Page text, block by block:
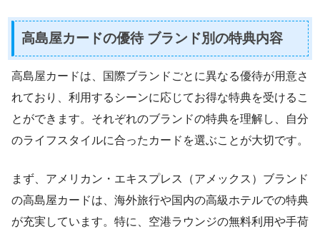
高島屋カードの優待 ブランド別の特典内容
高島屋カードは、国際ブランドごとに異なる優待が用意さ
れており、利用するシーンに応じてお得な特典を受けるこ
とができます。それぞれのブランドの特典を理解し、自分
のライフスタイルに合ったカードを選ぶことが大切です。
まず、アメリカン・エキスプレス（アメックス）ブランド
の高島屋カードは、海外旅行や国内の高級ホテルでの特典
が充実しています。特に、空港ラウンジの無料利用や手荷